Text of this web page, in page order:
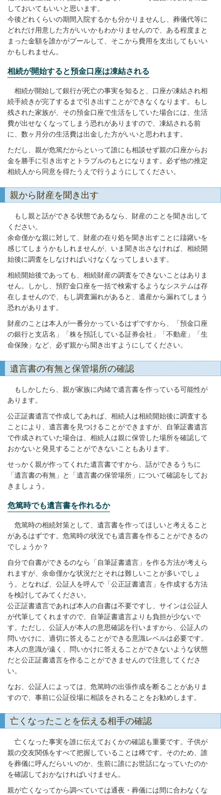
しておいてもいいと思います。
今後どれくらいの期間入院するかも分かりませんし、葬儀代等に
どれだけ用意した方がいいかもわかりませんので、ある程度まと
まった金額を誰かがプールして、そこから費用を支出してもいい
かもしれません。
相続が開始すると預金口座は凍結される
相続が開始して銀行が死亡の事実を知ると、口座が凍結され相
続手続きが完了するまで引き出すことができなくなります。もし
残された家族が、その預金口座で生活をしていた場合には、生活
費が出せなくなってしまう恐れがありますので、凍結される前
に、数ヶ月分の生活費は出金した方がいいと思われます。
ただし、親が危篤だからといって誰にも相談せず親の口座からお
金を勝手に引き出すとトラブルのもとになります。必ず他の推定
相続人から同意を得たうえで行うようにしてください。
親から財産を聞き出す
もし親と話ができる状態であるなら、財産のことを聞き出して
ください。
余命僅かな親に対して、財産の在り処を聞き出すことに躊躇いを
感じてしまうかもしれませんが、いま聞き出さなければ、相続開
始後に調査をしなければいけなくなってしまいます。
相続開始後であっても、相続財産の調査をできないことはありま
せん。しかし、預貯金口座を一括で検索するようなシステムは存
在しませんので、もし調査漏れがあると、遺産から漏れてしまう
恐れがあります。
財産のことは本人が一番分かっているはずですから、「預金口座
の銀行と支店名」「株を預託している証券会社」「不動産」「生
命保険」など、必ず親から聞き出すようにしてください。
遺言書の有無と保管場所の確認
もしかしたら、親が家族に内緒で遺言書を作っている可能性が
あります。
公正証書遺言で作成してあれば、相続人は相続開始後に調査する
ことにより、遺言書を見つけることができますが、自筆証書遺言
で作成されていた場合は、相続人は親に保管した場所を確認して
おかないと発見することができないこともあります。
せっかく親が作ってくれた遺言書ですから、話ができるうちに
「遺言書の有無」と「遺言書の保管場所」について確認をしてお
きましょう。
危篤時でも遺言書を作れるか
危篤時の相続対策として、遺言書を作ってほしいと考えること
があるはずです。危篤時の状況でも遺言書を作ることができるの
でしょうか？
自分で自書ができるのなら「自筆証書遺言」を作る方法が考えら
れますが、余命僅かな状況だとそれは難しいことが多いでしょ
う。となれば、公証人を呼んで「公正証書遺言」を作成する方法
を検討してみてください。
公正証書遺言であれば本人の自書は不要ですし、サインは公証人
が代筆してくれますので、自筆証書遺言よりも負担が少ないで
す。ただし、公証人が本人の意思確認を行いますから、公証人の
問いかけに、適切に答えることができる意識レベルは必要です。
本人の意識が遠く、問いかけに答えることができないような状態
だと公正証書遺言を作ることができませんので注意してくださ
い。
なお、公証人によっては、危篤時の出張作成を断ることがありま
すので、事前に公証役場に相談をされることをお勧めします。
亡くなったことを伝える相手の確認
亡くなった事実を誰に伝えておくかの確認も重要です。子供が
親の交友関係をすべて把握していることは稀です。そのため、誰
を葬儀に呼んだらいいのか、生前に誰にお世話になっていたのか
を確認しておかなければいけません。
親が亡くなってから調べていては通夜・葬儀には間に合わなくな